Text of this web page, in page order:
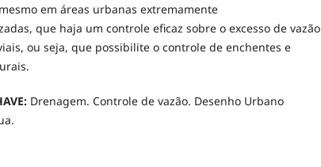
em áreas urbanas extremamente
que haja um controle eficaz sobre o excesso de vazão
ou seja, que possibilite o controle de enchentes e
Drenagem. Controle de vazão. Desenho Urbano